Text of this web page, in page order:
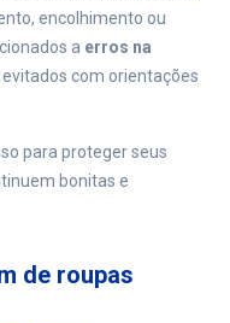
encolhimento ou
a erros na
com orientações
para proteger seus
bonitas e
de roupas